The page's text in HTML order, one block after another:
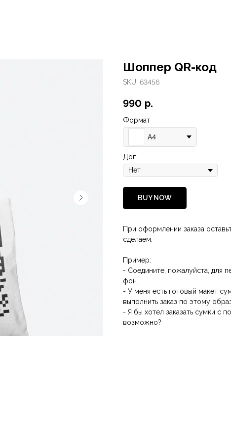
Шоппер QR-код
SKU: 63456
990 р.
Формат
А4
Доп.
BUY NOW
При оформлении заказа
сделаем.
Пример:
- Соедините, пожалуйста, для
фон.
- У меня есть готовый макет
выполнить заказ по этому
- Я бы хотел заказать сумки с
возможно?